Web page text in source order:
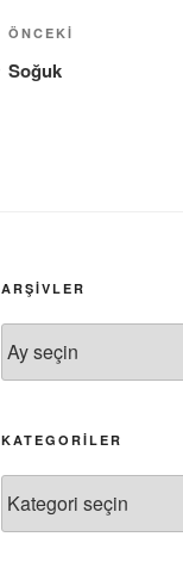
Yazı
gezinmesi
Önceki
Yazı
ÖNCEKI
Soğuk
ARŞIVLER
KATEGORILER